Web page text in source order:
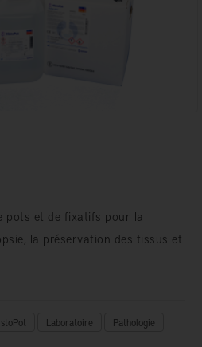
pots et de fixatifs pour la
la préservation des tissus et
Laboratoire Pathologie